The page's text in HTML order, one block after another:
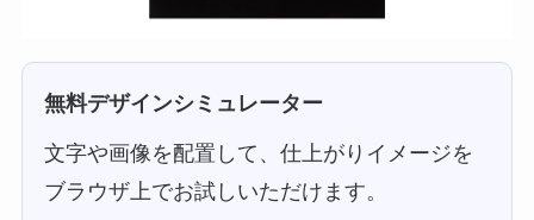
無料デザインシミュレーター
文字や画像を配置して、仕上がりイメージを
ブラウザ上でお試しいただけます。